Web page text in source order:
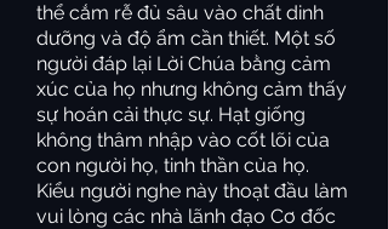
thể cắm rễ đủ sâu vào chất dinh
dưỡng và độ ẩm cần thiết. Một số
người đáp lại Lời Chúa bằng cảm
xúc của họ nhưng không cảm thấy
sự hoán cải thực sự. Hạt giống
không thâm nhập vào cốt lõi của
con người họ, tinh thần của họ.
Kiểu người nghe này thoạt đầu làm
vui lòng các nhà lãnh đạo Cơ đốc